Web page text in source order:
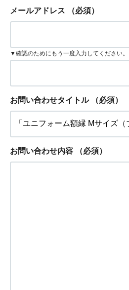
メールアドレス （必須）
▼確認のためにもう一度入力してください。
お問い合わせタイトル （必須）
お問い合わせ内容 （必須）